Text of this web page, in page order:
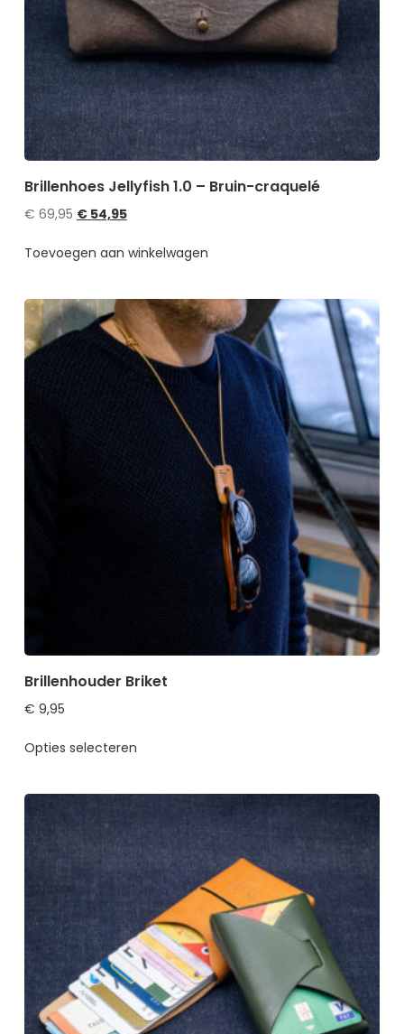
Brillenhoes Jellyfish 1.0 – Bruin-craquelé
€ 69,95 €54,95
Toevoegen aan winkelwagen
Brillenhouder Briket
€ 9,95
Opties selecteren